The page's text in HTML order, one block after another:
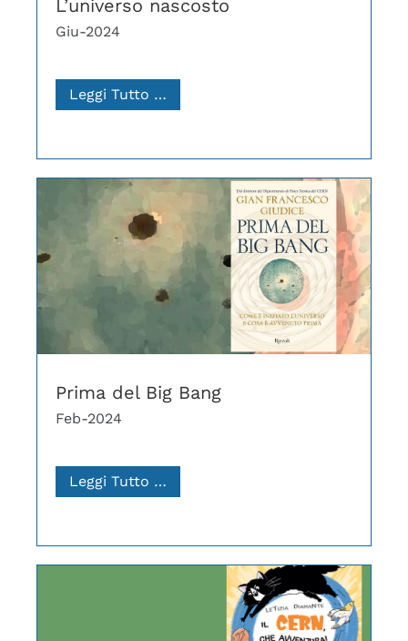
L’universo nascosto
Giu-2024
Leggi Tutto …
Prima del Big Bang
Feb-2024
Leggi Tutto …